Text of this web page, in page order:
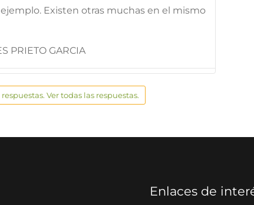
Existen otras muchas en el mismo
PRIETO GARCIA
Ver todas las respuestas.
Enlaces de